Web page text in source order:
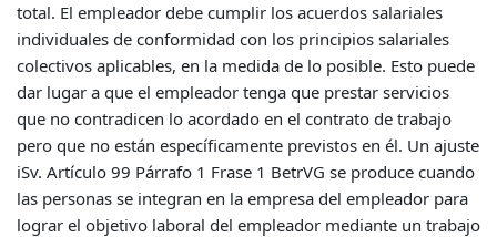
total. El empleador debe cumplir los acuerdos salariales
individuales de conformidad con los principios salariales
colectivos aplicables, en la medida de lo posible. Esto puede
dar lugar a que el empleador tenga que prestar servicios
que no contradicen lo acordado en el contrato de trabajo
pero que no están específicamente previstos en él. Un ajuste
iSv. Artículo 99 Párrafo 1 Frase 1 BetrVG se produce cuando
las personas se integran en la empresa del empleador para
lograr el objetivo laboral del empleador mediante un trabajo